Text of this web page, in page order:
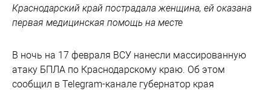
Краснодарский край пострадала женщина, ей оказана
первая медицинская помощь на месте
В ночь на 17 февраля ВСУ нанесли массированную
атаку БПЛА по Краснодарскому краю. Об этом
сообщил в Telegram-канале губернатор края